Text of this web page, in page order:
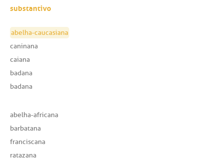
substantivo
abelha-caucasiana
caninana
caiana
badana
badana
abelha-africana
barbatana
franciscana
ratazana